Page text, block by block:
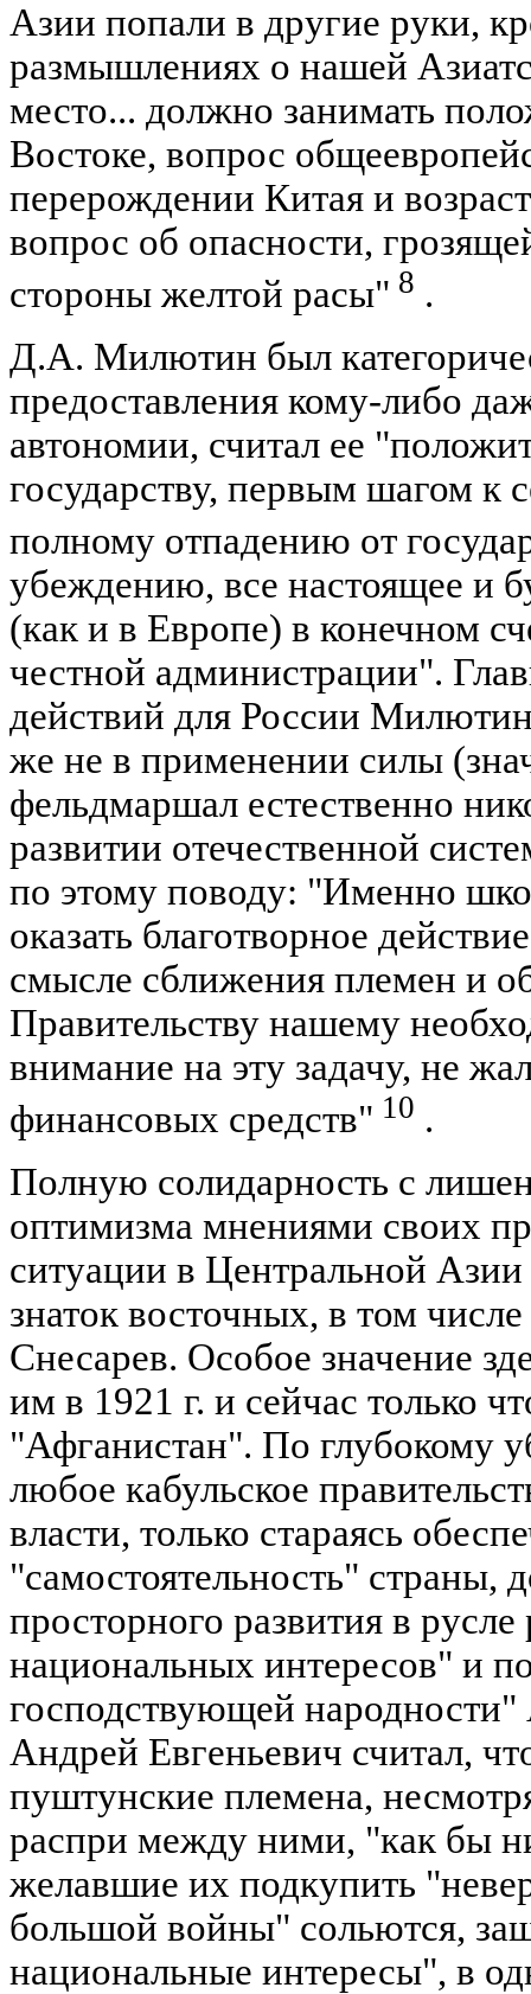
Азии попали в другие руки,
размышлениях о нашей
место... должно занимать
Востоке, вопрос
перерождении Китая и
вопрос об опасности,
стороны желтой расы" 8 .
Д.А. Милютин был
предоставления кому-либо
автономии, считал ее
государству, первым шагом к
полному отпадению от
убеждению, все настоящее и
(как и в Европе) в конечном
честной администрации".
действий для России
же не в применении силы
фельдмаршал естественно
развитии отечественной
по этому поводу: "Именно
оказать благотворное
смысле сближения племен и
Правительству нашему
внимание на эту задачу, не
финансовых средств" 10 .
Полную солидарность с
оптимизма мнениями своих
ситуации в Центральной
знаток восточных, в том
Снесарев. Особое значение
им в 1921 г. и сейчас только
"Афганистан". По глубокому
любое кабульское
власти, только стараясь
"самостоятельность" страны,
просторного развития в русле
национальных интересов" и
господствующей
Андрей Евгеньевич считал,
пуштунские племена,
распри между ними, "как бы
желавшие их подкупить
большой войны" сольются,
национальные интересы", в